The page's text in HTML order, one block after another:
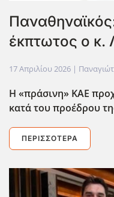
έκπτωτος ο κ.
17 Απριλίου 2026 |
Η «πράσινη» ΚΑΕ
κατά του προέδρου
ΠΕΡΙΣΣΌΤΕΡΑ